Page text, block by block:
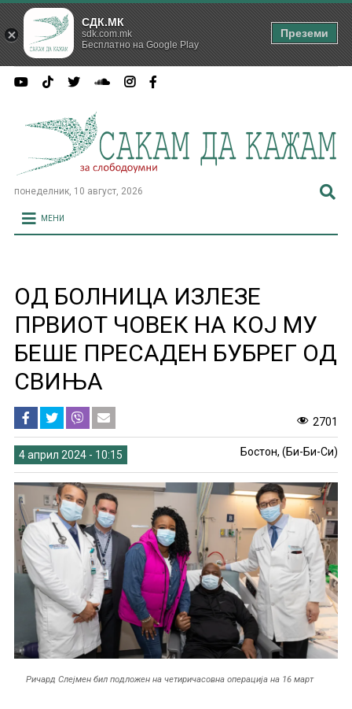
понеделник, 10 август, 2026
МЕНИ
ОД БОЛНИЦА ИЗЛЕЗЕ
ПРВИОТ ЧОВЕК НА КОЈ МУ
БЕШЕ ПРЕСАДЕН БУБРЕГ ОД
СВИЊА
2701
4 април 2024 - 10:15 Бостон, (Би-Би-Си)
Ричард Слејмен бил подложен на четиричасовна операција на 16 март
СДК.МК
sdk.com.mk
Бесплатно на Google Play
Преземи